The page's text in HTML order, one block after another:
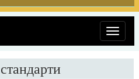
Toggle